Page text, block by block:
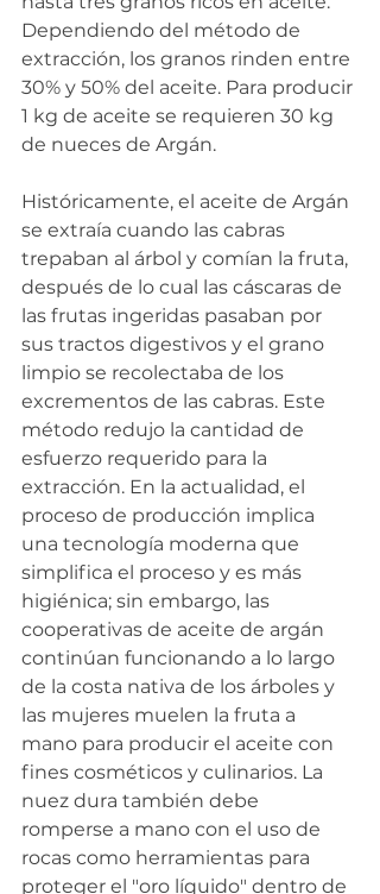
Dependiendo del método de
extracción, los granos rinden entre
30% y 50% del aceite. Para producir
1 kg de aceite se requieren 30 kg
de nueces de Argán.
Históricamente, el aceite de Argán
se extraía cuando las cabras
trepaban al árbol y comían la fruta,
después de lo cual las cáscaras de
las frutas ingeridas pasaban por
sus tractos digestivos y el grano
limpio se recolectaba de los
excrementos de las cabras. Este
método redujo la cantidad de
esfuerzo requerido para la
extracción. En la actualidad, el
proceso de producción implica
una tecnología moderna que
simplifica el proceso y es más
higiénica; sin embargo, las
cooperativas de aceite de argán
continúan funcionando a lo largo
de la costa nativa de los árboles y
las mujeres muelen la fruta a
mano para producir el aceite con
fines cosméticos y culinarios. La
nuez dura también debe
romperse a mano con el uso de
rocas como herramientas para
proteger el "oro líquido" dentro de